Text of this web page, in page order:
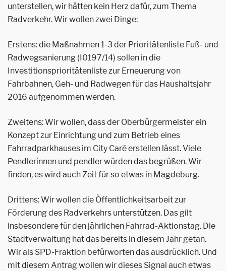
unterstellen, wir hätten kein Herz dafür, zum Thema
Radverkehr. Wir wollen zwei Dinge:
Erstens: die Maßnahmen 1-3 der Prioritätenliste Fuß- und
Radwegsanierung (I0197/14) sollen in die
Investitionsprioritätenliste zur Erneuerung von
Fahrbahnen, Geh- und Radwegen für das Haushaltsjahr
2016 aufgenommen werden.
Zweitens: Wir wollen, dass der Oberbürgermeister ein
Konzept zur Einrichtung und zum Betrieb eines
Fahrradparkhauses im City Caré erstellen lässt. Viele
Pendlerinnen und pendler würden das begrüßen. Wir
finden, es wird auch Zeit für so etwas in Magdeburg.
Drittens: Wir wollen die Öffentlichkeitsarbeit zur
Förderung des Radverkehrs unterstützen. Das gilt
insbesondere für den jährlichen Fahrrad-Aktionstag. Die
Stadtverwaltung hat das bereits in diesem Jahr getan.
Wir als SPD-Fraktion befürworten das ausdrücklich. Und
mit diesem Antrag wollen wir dieses Signal auch etwas